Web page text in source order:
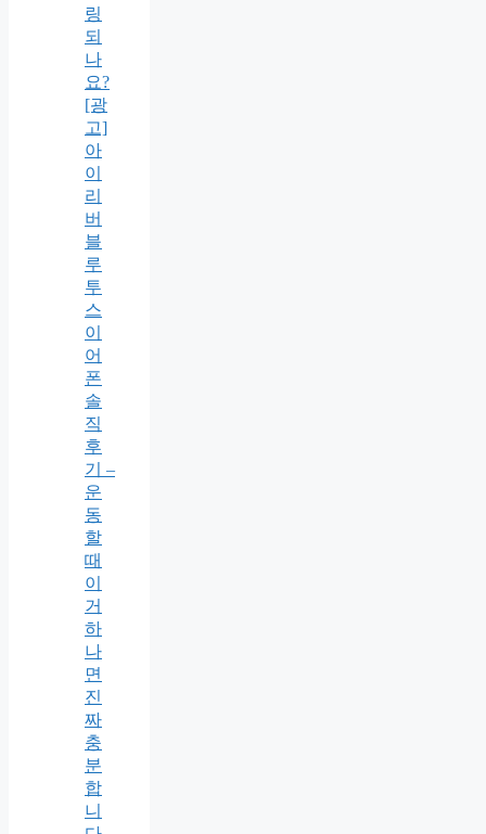
링
되
나
요?
[광
고]
아
이
리
버
블
루
투
스
이
어
폰
솔
직
후
기 –
운
동
할
때
이
거
하
나
면
진
짜
충
분
합
니